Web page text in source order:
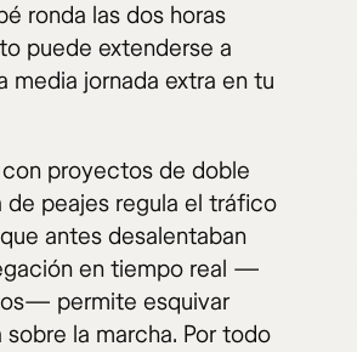
ronda las dos horas
puede extenderse a
jornada extra en tu
proyectos de doble
de peajes regula el tráfico
antes desalentaban
en tiempo real —
permite esquivar
la marcha. Por todo